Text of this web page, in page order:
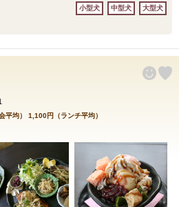
小型犬 中型犬 大型犬
均） 1,100円（ランチ平均）